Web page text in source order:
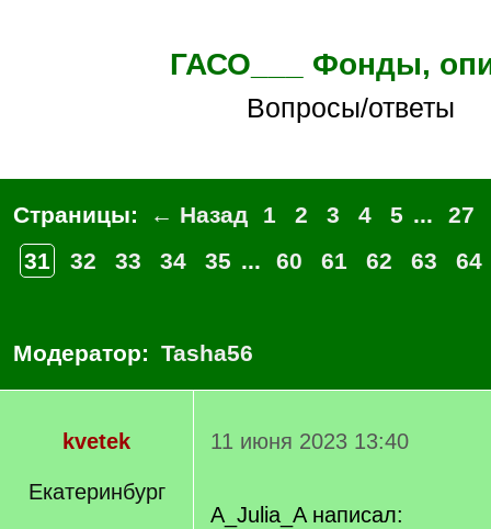
ГАСО___ Фонды,
Вопросы/ответы
Страницы: ← Назад 1 2 3 4 5 ...
27
31
32 33 34 35 ... 60 61 62 63 64
Модератор: Tasha56
kvetek
Екатеринбург
11 июня 2023 13:40
A_Julia_A написал: